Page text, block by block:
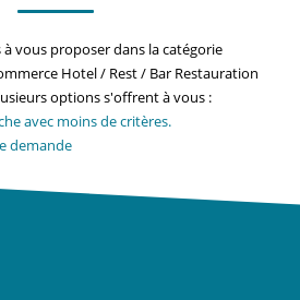
AGENCE
Sommes Nous
Notre Équipe
vous proposer dans la catégorie
Hotel / Rest / Bar Restauration
options s'offrent à vous :
avec moins de critères.
demande